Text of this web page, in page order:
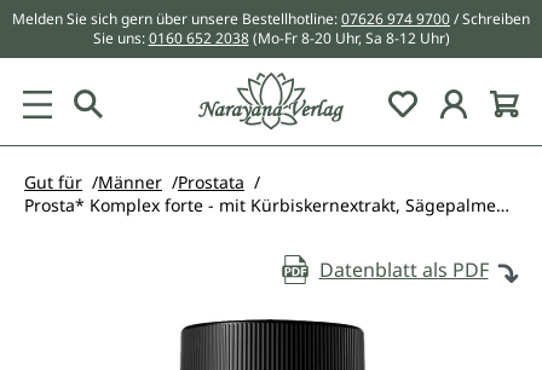
springen
Melden Sie sich gern über unsere Bestellhotline:07626 974 9700/ Schreiben
Sie uns:0160 652 2038 (Mo-Fr 8-20 Uhr, Sa 8-12 Uhr)
Du hast 0
Gut für Männer
Prostata
Prosta* Komplex forte - mit Kürbiskernextrakt, Sägepalmenextrakt und Brennnesselwurzel - 90 Kapseln - von Unimedica
Datenblatt als PDF
Bildergalerie überspringen